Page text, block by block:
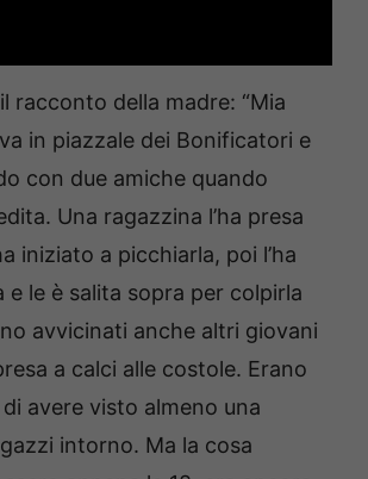
racconto della madre: “Mia
in piazzale dei Bonificatori e
con due amiche quando
Una ragazzina l’ha presa
iniziato a picchiarla, poi l’ha
e le è salita sopra per colpirla
avvicinati anche altri giovani
a calci alle costole. Erano
avere visto almeno una
intorno. Ma la cosa